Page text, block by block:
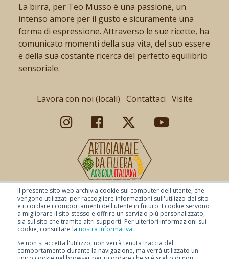
Il presente sito web archivia cookie sul computer dell'utente, che
vengono utilizzati per raccogliere informazioni sull'utilizzo del sito
e ricordare i comportamenti dell'utente in futuro. I cookie servono
a migliorare il sito stesso e offrire un servizio più personalizzato,
sia sul sito che tramite altri supporti. Per ulteriori informazioni sui
cookie, consultare la nostra informativa.
Se non si accetta l'utilizzo, non verrà tenuta traccia del
comportamento durante la navigazione, ma verrà utilizzato un
La birra, per Teo Musso è una passione, un
intenso amore per il gusto e sicuramente una
forma di espressione. Attraverso le sue ricette, ha
comunicato momenti della sua vita, del suo essere
e della sua costante ricerca del perfetto equilibrio
sensoriale.
Lavora con noi (locali) Contattaci Visite